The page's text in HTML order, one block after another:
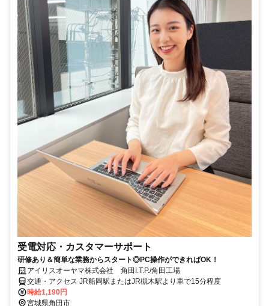
受電対応・カスタマーサポート
研修あり＆簡単な業務からスタート◎PC操作ができればOK！
アイリスオーヤマ株式会社 角田I.T.P./角田工場
交通・アクセス JR船岡駅またはJR槻木駅より車で15分程度
時給1,190円
宮城県角田市